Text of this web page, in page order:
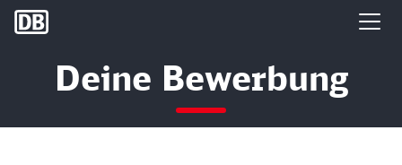
DB Group
Deine Bewerbung